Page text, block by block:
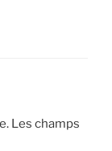
Les champs